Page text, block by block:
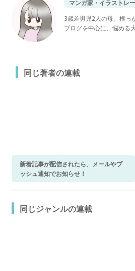
マンガ家・イラストレ
3歳差男児2人の母。根っ
ブログを中心に、悩める
同じ著者の連載
新着記事が配信されたら、メールやプ
ッシュ通知でお知らせ！
同じジャンルの連載